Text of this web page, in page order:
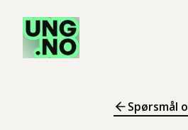
Spørsmål